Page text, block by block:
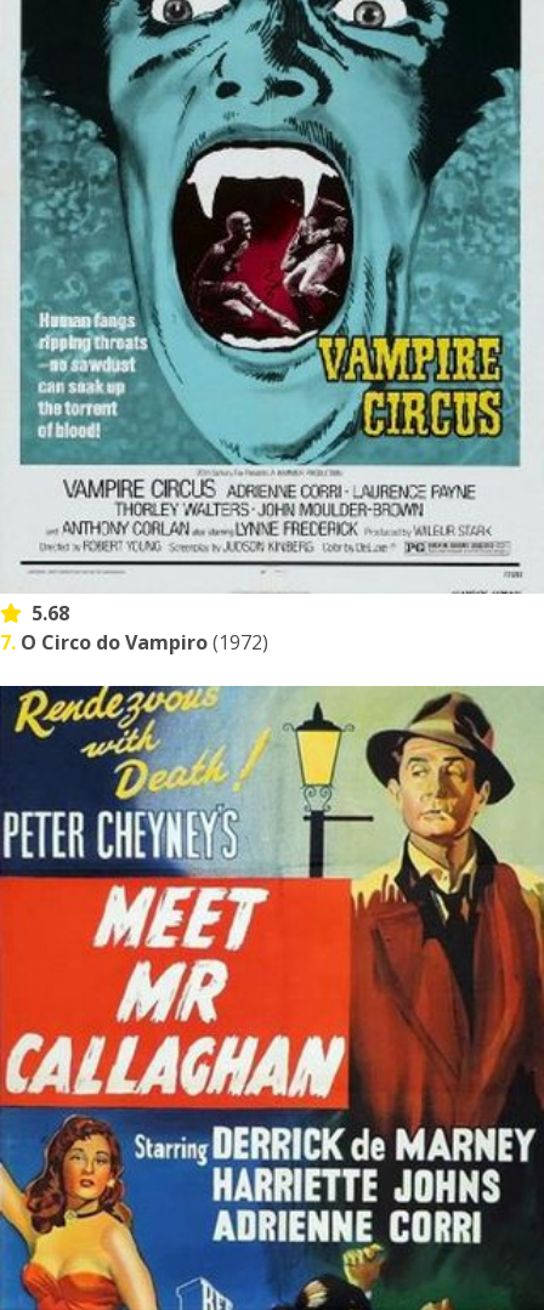
5.68
7. O Circo do Vampiro(1972)